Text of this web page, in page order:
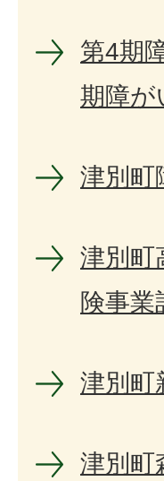
第4期
期障が
津別町
津別町
険事業
津別町
津別町